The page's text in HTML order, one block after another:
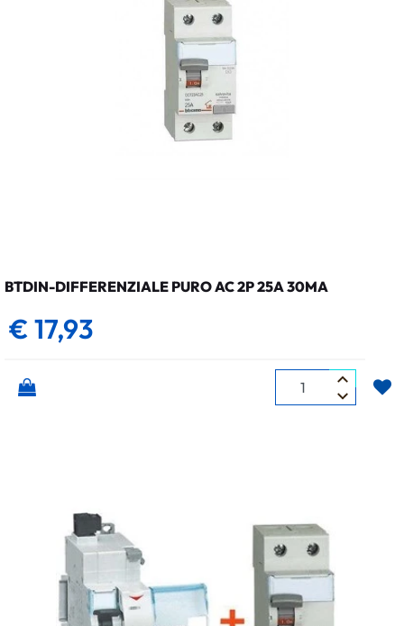
BTDIN-DIFFERENZIALE PURO AC 2P 25A 30MA
€ 17,93
Quantità